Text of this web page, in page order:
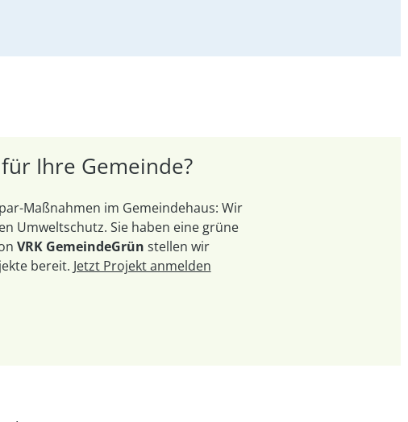
Ihre Gemeinde?
Maßnahmen im Gemeindehaus: Wir
Umweltschutz. Sie haben eine grüne
VRK GemeindeGrün stellen wir
bereit. Jetzt Projekt anmelden